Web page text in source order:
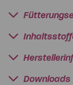
Downloads